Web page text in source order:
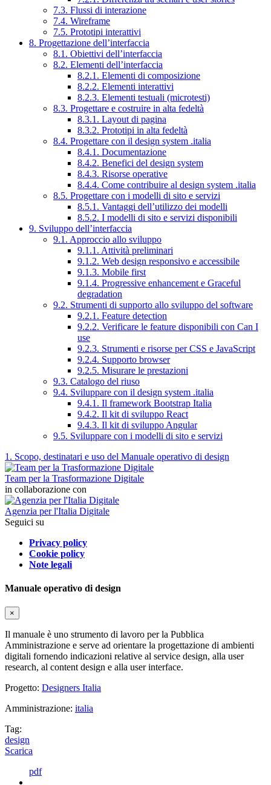
7.3. Flussi di interazione
7.4. Wireframe
7.5. Prototipi interattivi
8. Progettazione dell’interfaccia
8.1. Obiettivi dell’interfaccia
8.2. Elementi dell’interfaccia
8.2.1. Elementi di composizione
8.2.2. Elementi interattivi
8.2.3. Elementi testuali (microtesti)
8.3. Progettare e costruire in alta fedeltà
8.3.1. Layout di pagina
8.3.2. Prototipi in alta fedeltà
8.4. Progettare con il design system .italia
8.4.1. Documentazione
8.4.2. Benefici del design system
8.4.3. Risorse operative
8.4.4. Come contribuire al design system .italia
8.5. Progettare con i modelli di sito e servizi
8.5.1. Vantaggi dell’utilizzo dei modelli
8.5.2. I modelli di sito e servizi disponibili
9. Sviluppo dell’interfaccia
9.1. Approccio allo sviluppo
9.1.1. Attività preliminari
9.1.2. Web design responsivo e accessibile
9.1.3. Mobile first
9.1.4. Progressive enhancement e Graceful
degradation
9.2. Strumenti di supporto allo sviluppo del software
9.2.1. Feature detection
9.2.2. Verificare le feature disponibili con Can I
use
9.2.3. Strumenti e risorse per CSS e JavaScript
9.2.4. Supporto browser
9.2.5. Misurare le prestazioni
9.3. Catalogo del riuso
9.4. Sviluppare con il design system .italia
9.4.1. Il framework Bootstrap Italia
9.4.2. Il kit di sviluppo React
9.4.3. Il kit di sviluppo Angular
9.5. Sviluppare con i modelli di sito e servizi
1. Scopo, destinatari e uso del Manuale operativo di design
Team per la Trasformazione Digitale
in collaborazione con
Agenzia per l'Italia Digitale
Seguici su
Privacy policy
Cookie policy
Note legali
Manuale operativo di design
×
Il manuale è uno strumento di lavoro per la Pubblica
Amministrazione e serve ad orientare la progettazione di ambienti
digitali fornendo indicazioni relative al service design, alla user
research, al content design e alla user interface.
Progetto: Designers Italia
Amministrazione: italia
Tag:
design
Scarica
pdf